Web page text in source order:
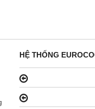
HỆ THỐNG